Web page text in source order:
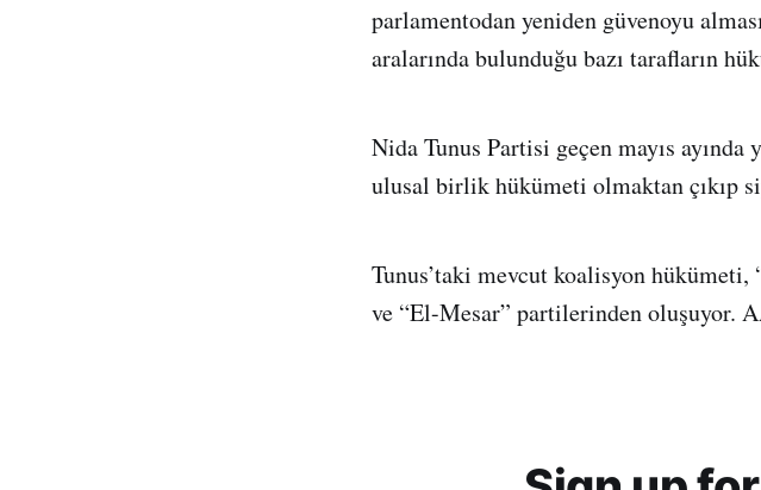
parlamentodan yeniden güvenoyu
aralarında bulunduğu bazı tarafların
Nida Tunus Partisi geçen mayıs ayında
ulusal birlik hükümeti olmaktan çıkıp
Tunus’taki mevcut koalisyon hükümeti,
ve “El-Mesar” partilerinden oluşuyor.